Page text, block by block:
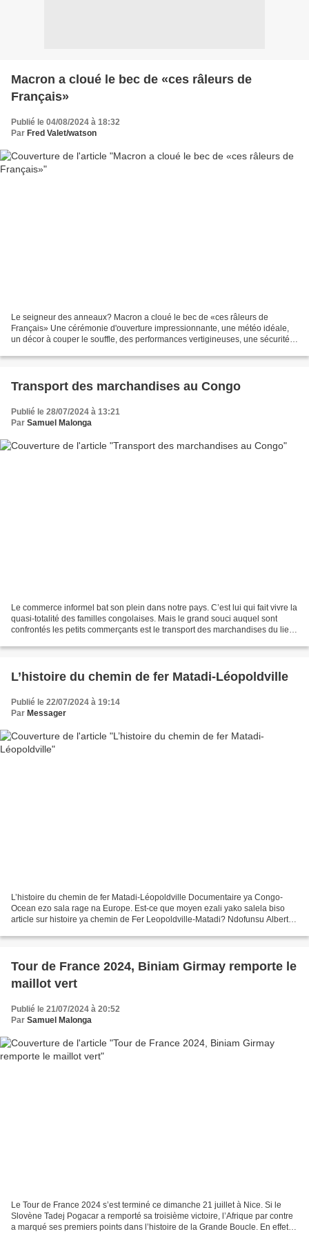
Macron a cloué le bec de «ces râleurs de
Français»
Publié le 04/08/2024 à 18:32
Par Fred Valet/watson
Le seigneur des anneaux? Macron a cloué le bec de «ces râleurs de
Français» Une cérémonie d'ouverture impressionnante, une météo idéale,
un décor à couper le souffle, des performances vertigineuses, une sécurité
Transport des marchandises au Congo
Publié le 28/07/2024 à 13:21
Par Samuel Malonga
Le commerce informel bat son plein dans notre pays. C’est lui qui fait vivre la
quasi-totalité des familles congolaises. Mais le grand souci auquel sont
confrontés les petits commerçants est le transport des marchandises du lieu
L’histoire du chemin de fer Matadi-Léopoldville
Publié le 22/07/2024 à 19:14
Par Messager
L’histoire du chemin de fer Matadi-Léopoldville Documentaire ya Congo-
Ocean ezo sala rage na Europe. Est-ce que moyen ezali yako salela biso
article sur histoire ya chemin de Fer Leopoldville-Matadi? Ndofunsu Albert
Tour de France 2024, Biniam Girmay remporte le
maillot vert
Publié le 21/07/2024 à 20:52
Par Samuel Malonga
Le Tour de France 2024 s’est terminé ce dimanche 21 juillet à Nice. Si le
Slovène Tadej Pogacar a remporté sa troisième victoire, l’Afrique par contre
a marqué ses premiers points dans l’histoire de la Grande Boucle. En effet,